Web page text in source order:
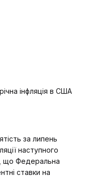
інфляція в США
за липень
наступного
що Федеральна
ставки на